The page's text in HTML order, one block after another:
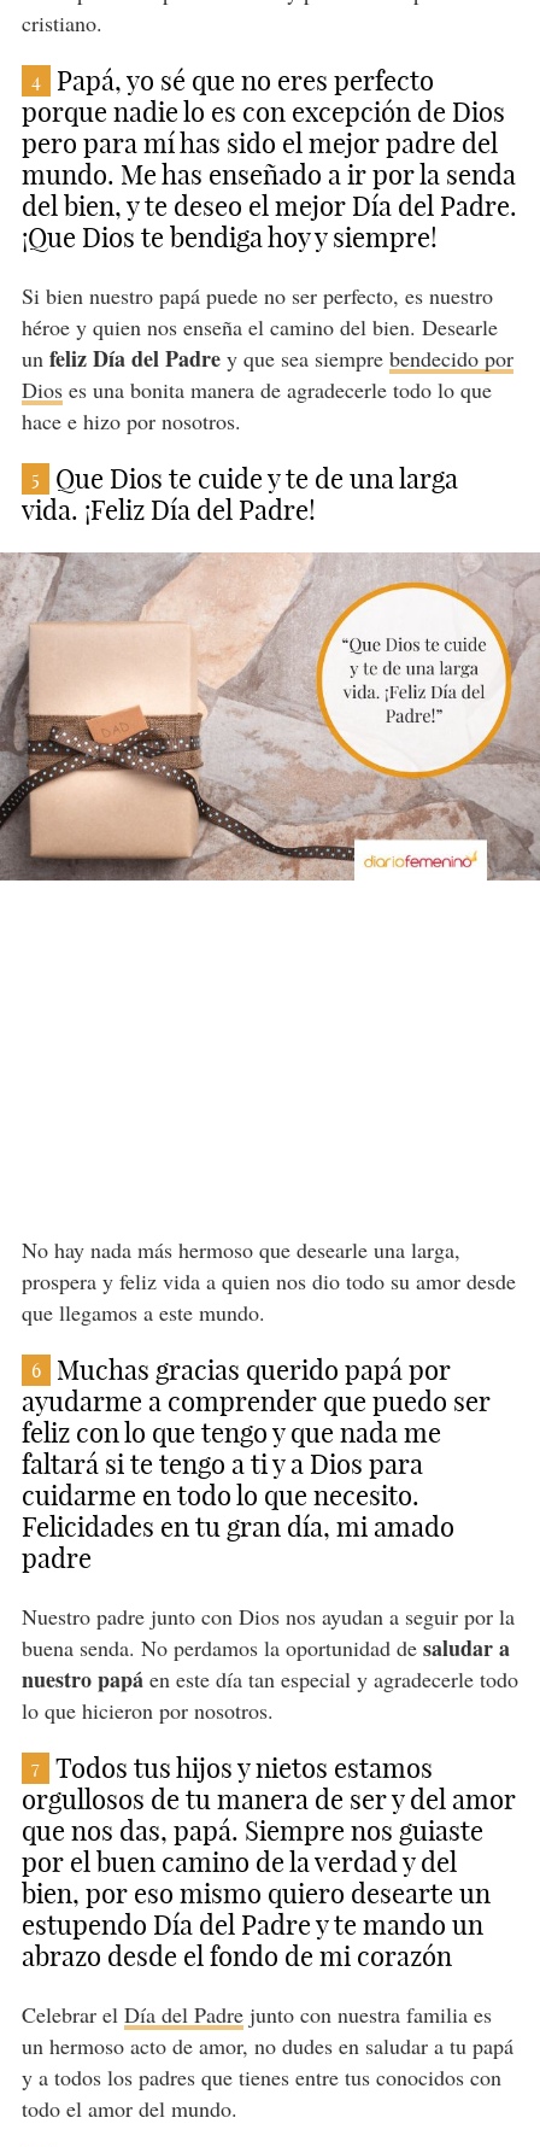
cristiano.
4
Papá, yo sé que no eres perfecto
porque nadie lo es con excepción de Dios
pero para mí has sido el mejor padre del
mundo. Me has enseñado a ir por la senda
del bien, y te deseo el mejor Día del Padre.
¡Que Dios te bendiga hoy y siempre!
Si bien nuestro papá puede no ser perfecto, es nuestro
héroe y quien nos enseña el camino del bien. Desearle
unfeliz Día del Padrey que sea siempre bendecido por
Dioses una bonita manera de agradecerle todo lo que
hace e hizo por nosotros.
5
Que Dios te cuide y te de una larga
vida. ¡Feliz Día del Padre!
No hay nada más hermoso que desearle una larga,
prospera y feliz vida a quien nos dio todo su amor desde
que llegamos a este mundo.
6
Muchas gracias querido papá por
ayudarme a comprender que puedo ser
feliz con lo que tengo y que nada me
faltará si te tengo a ti y a Dios para
cuidarme en todo lo que necesito.
Felicidades en tu gran día, mi amado
padre
Nuestro padre junto con Dios nos ayudan a seguir por la
buena senda. No perdamos la oportunidad de saludar a
nuestro papáen este día tan especial y agradecerle todo
lo que hicieron por nosotros.
7
Todos tus hijos y nietos estamos
orgullosos de tu manera de ser y del amor
que nos das, papá. Siempre nos guiaste
por el buen camino de la verdad y del
bien, por eso mismo quiero desearte un
estupendo Día del Padre y te mando un
abrazo desde el fondo de mi corazón
Celebrar el Día del Padrejunto con nuestra familia es
un hermoso acto de amor, no dudes en saludar a tu papá
y a todos los padres que tienes entre tus conocidos con
todo el amor del mundo.